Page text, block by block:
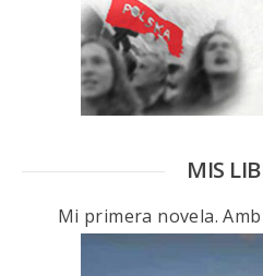
MIS
Mi primera novela.